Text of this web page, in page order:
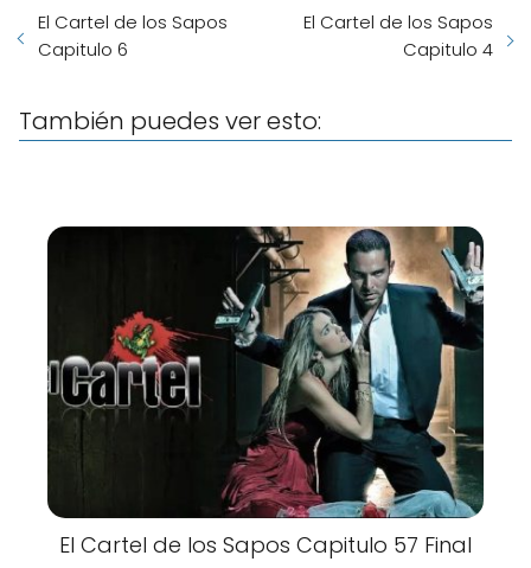
El Cartel de los Sapos
Capitulo 6
El Cartel de los Sapos
Capitulo 4
También puedes ver esto:
El Cartel de los Sapos Capitulo 57 Final